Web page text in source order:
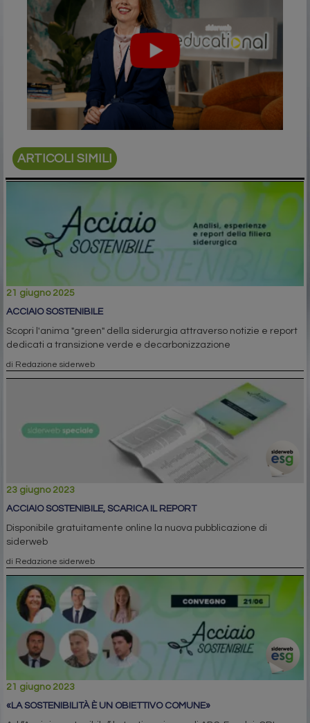
ARTICOLI SIMILI
21 giugno 2025
ACCIAIO SOSTENIBILE
Scopri l'anima "green" della siderurgia attraverso notizie e report
dedicati a transizione verde e decarbonizzazione
di Redazione siderweb
23 giugno 2023
ACCIAIO SOSTENIBILE, SCARICA IL REPORT
Disponibile gratuitamente online la nuova pubblicazione di
siderweb
di Redazione siderweb
21 giugno 2023
«LA SOSTENIBILITÀ È UN OBIETTIVO COMUNE»